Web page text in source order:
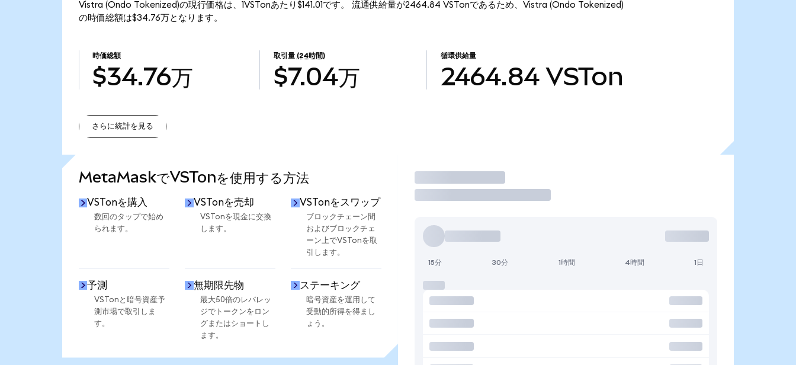
Vistra (Ondo Tokenized)の現行価格は、1VSTonあたり$141.01です。 流通供給量が2464.84 VSTonであるため、Vistra (Ondo Tokenized)
の時価総額は$34.76万となります。
時価総額
$34.76万
取引量 (24時間)
$7.04万
循環供給量
2464.84 VSTon
さらに統計を見る
MetaMaskでVSTonを使用する方法
VSTonを購入
数回のタップで始め
られます。
VSTonを売却
VSTonを現金に交換
します。
VSTonをスワップ
ブロックチェーン間
およびブロックチェ
ーン上でVSTonを取
引します。
予測
VSTonと暗号資産予
測市場で取引しま
す。
無期限先物
最大50倍のレバレッ
ジでトークンをロン
グまたはショートし
ます。
ステーキング
暗号資産を運用して
受動的所得を得まし
ょう。
取引
15分 30分 1時間 4時間 1日